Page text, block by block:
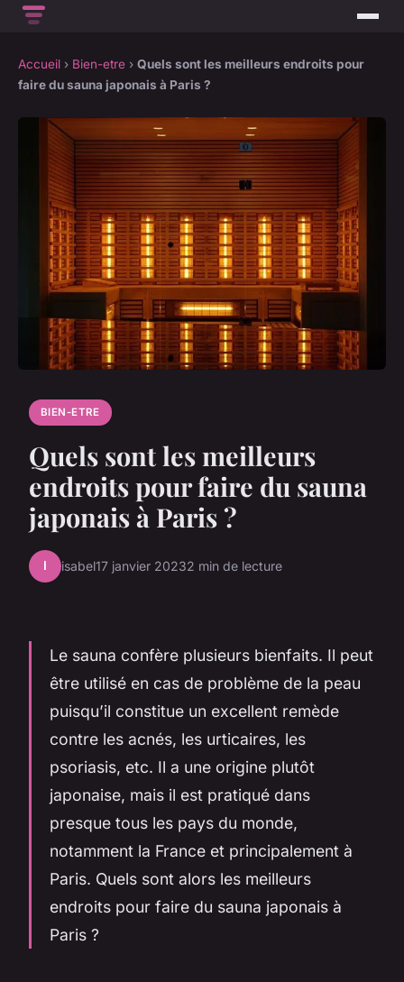
Accueil › Bien-etre › Quels sont les meilleurs endroits pour
faire du sauna japonais à Paris ?
BIEN-ETRE
Quels sont les meilleurs
endroits pour faire du sauna
japonais à Paris ?
I isabel17 janvier 20232 min de lecture
Le sauna confère plusieurs bienfaits. Il peut
être utilisé en cas de problème de la peau
puisqu’il constitue un excellent remède
contre les acnés, les urticaires, les
psoriasis, etc. Il a une origine plutôt
japonaise, mais il est pratiqué dans
presque tous les pays du monde,
notamment la France et principalement à
Paris. Quels sont alors les meilleurs
endroits pour faire du sauna japonais à
Paris ?